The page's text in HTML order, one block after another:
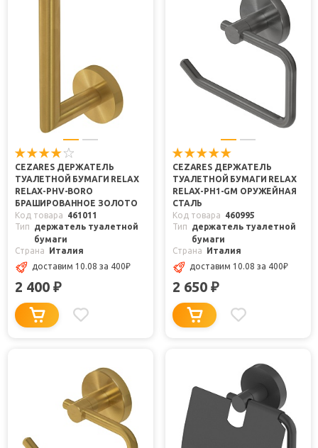
CEZARES ДЕРЖАТЕЛЬ
ТУАЛЕТНОЙ БУМАГИ RELAX
RELAX-PHV-BORO
БРАШИРОВАННОЕ ЗОЛОТО
Код товара
461011
Тип
держатель туалетной
бумаги
Страна
Италия
доставим 10.08 за 400₽
2 400 ₽
CEZARES ДЕРЖАТЕЛЬ
ТУАЛЕТНОЙ БУМАГИ RELAX
RELAX-PH1-GM ОРУЖЕЙНАЯ
СТАЛЬ
Код товара
460995
Тип
держатель туалетной
бумаги
Страна
Италия
доставим 10.08 за 400₽
2 650 ₽